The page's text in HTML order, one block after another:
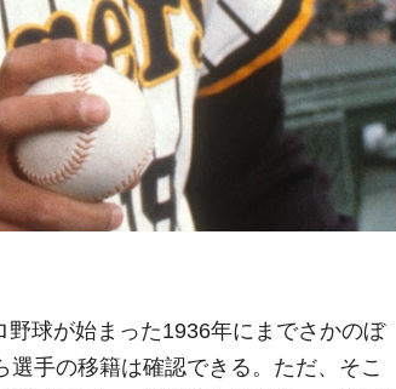
野球が始まった1936年にまでさかのぼ
手の移籍は確認できる。ただ、そこ